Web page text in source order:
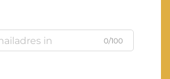
0/100